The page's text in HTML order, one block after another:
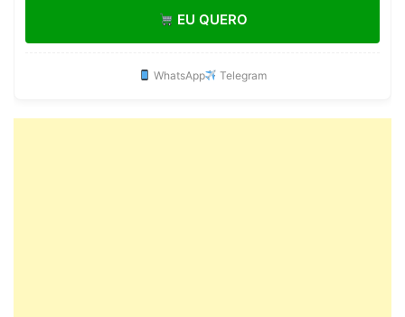
EU QUERO
WhatsApp Telegram